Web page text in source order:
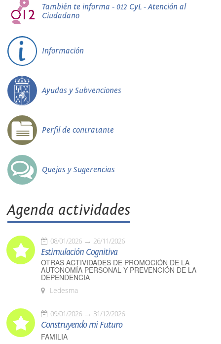
También te informa - 012 CyL - Atención al
Ciudadano
Información
Ayudas y Subvenciones
Perfil de contratante
Quejas y Sugerencias
Agenda actividades
08/01/2026 26/11/2026
Estimulación Cognitiva
OTRAS ACTIVIDADES DE PROMOCIÓN DE LA
AUTONOMÍA PERSONAL Y PREVENCIÓN DE LA
DEPENDENCIA
Ledesma
09/01/2026 31/12/2026
Construyendo mi Futuro
FAMILIA